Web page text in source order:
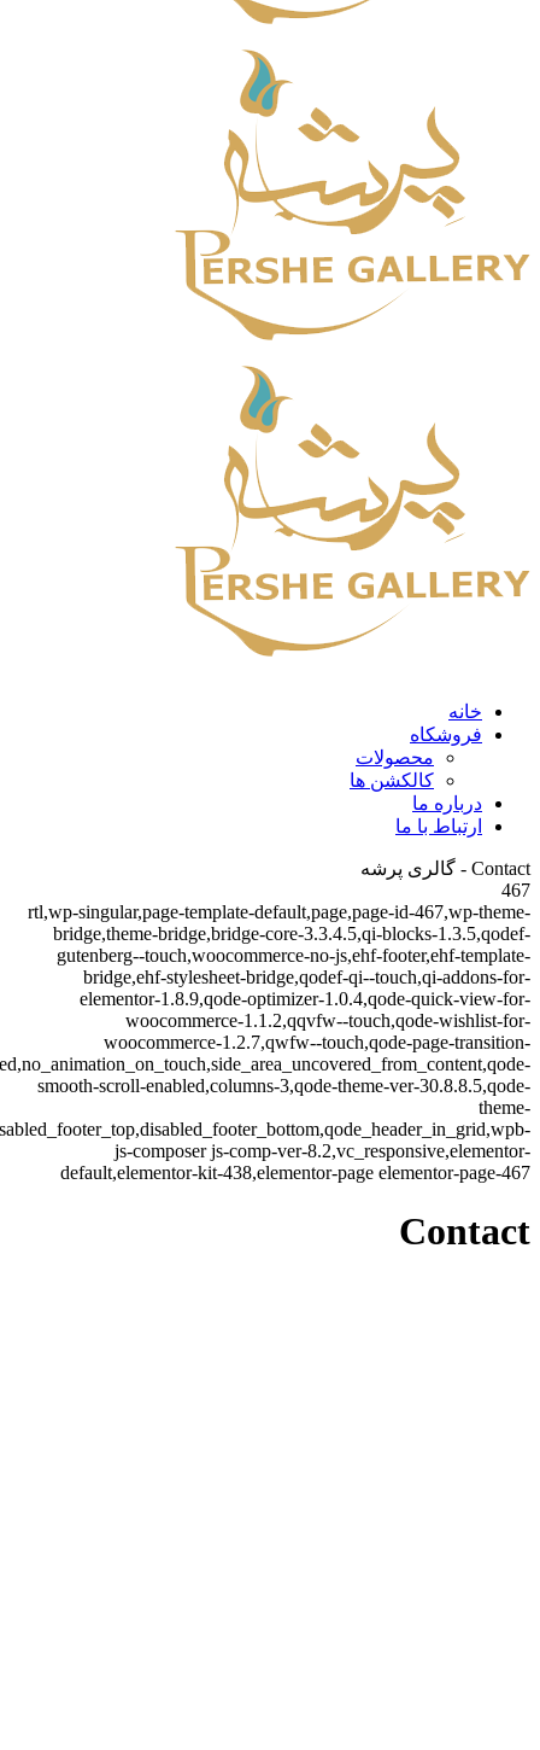
خانه
فروشکاه
محصولات
کالکشن ها
درباره ما
ارتباط با ما
Contact - گالری پرشه
467
rtl,wp-singular,page-template-default,page,page-id-467,wp-theme-
bridge,theme-bridge,bridge-core-3.3.4.5,qi-blocks-1.3.5,qodef-
gutenberg--touch,woocommerce-no-js,ehf-footer,ehf-template-
bridge,ehf-stylesheet-bridge,qodef-qi--touch,qi-addons-for-
elementor-1.8.9,qode-optimizer-1.0.4,qode-quick-view-for-
woocommerce-1.1.2,qqvfw--touch,qode-wishlist-for-
woocommerce-1.2.7,qwfw--touch,qode-page-transition-
smooth-scroll-enabled,columns-3,qode-theme-ver-30.8.8.5,qode-
theme-
js-composer js-comp-ver-8.2,vc_responsive,elementor-
default,elementor-kit-438,elementor-page elementor-page-467
Contact